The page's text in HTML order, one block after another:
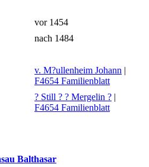
vor 1454
nach 1484
v. M?ullenheim Johann |
F4654 Familienblatt
? Still ? ? Mergelin ? |
F4654 Familienblatt
Balthasar